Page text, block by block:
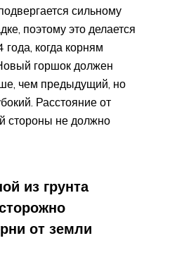
сильному
поэтому это делается
когда корням
горшок должен
чем предыдущий, но
Расстояние от
стороны не должно
из грунта
от земли